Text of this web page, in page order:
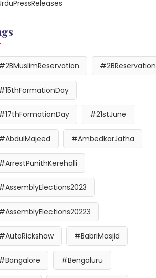
#2BReservation
#21stJune
#AmbedkarJatha
#BabriMasjid
#Bengaluru